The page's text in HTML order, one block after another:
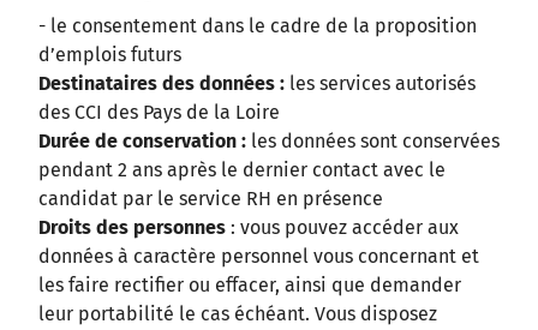
- le consentement dans le cadre de la proposition
d’emplois futurs
Destinataires des données : les services autorisés
des CCI des Pays de la Loire
Durée de conservation : les données sont conservées
pendant 2 ans après le dernier contact avec le
candidat par le service RH en présence
Droits des personnes : vous pouvez accéder aux
données à caractère personnel vous concernant et
les faire rectifier ou effacer, ainsi que demander
leur portabilité le cas échéant. Vous disposez